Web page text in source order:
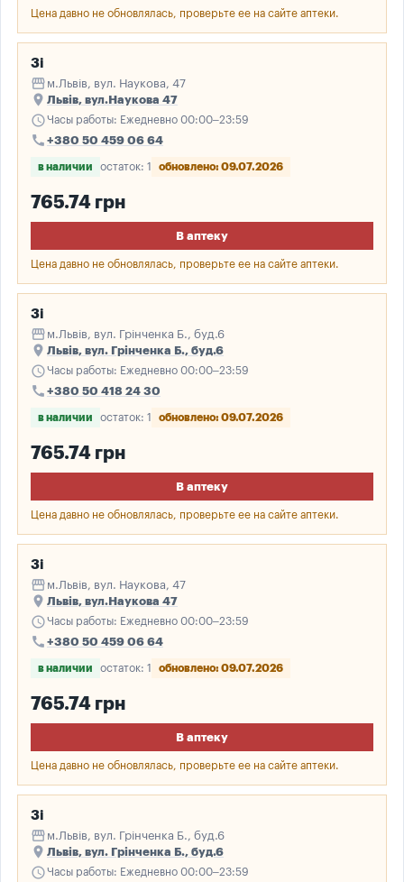
Цена давно не обновлялась, проверьте ее на сайте аптеки.
3і
storefront м.Львів, вул. Наукова, 47
place Львів, вул.Наукова 47
scheduleЧасы работы: Ежедневно 00:00–23:59
call +380 50 459 06 64
в наличии остаток: 1 обновлено: 09.07.2026
765.74 грн
В аптеку
Цена давно не обновлялась, проверьте ее на сайте аптеки.
3і
storefront м.Львів, вул. Грінченка Б., буд.6
place Львів, вул. Грінченка Б., буд.6
scheduleЧасы работы: Ежедневно 00:00–23:59
call +380 50 418 24 30
в наличии остаток: 1 обновлено: 09.07.2026
765.74 грн
В аптеку
Цена давно не обновлялась, проверьте ее на сайте аптеки.
3і
storefront м.Львів, вул. Наукова, 47
place Львів, вул.Наукова 47
scheduleЧасы работы: Ежедневно 00:00–23:59
call +380 50 459 06 64
в наличии остаток: 1 обновлено: 09.07.2026
765.74 грн
В аптеку
Цена давно не обновлялась, проверьте ее на сайте аптеки.
3і
storefront м.Львів, вул. Грінченка Б., буд.6
place Львів, вул. Грінченка Б., буд.6
scheduleЧасы работы: Ежедневно 00:00–23:59